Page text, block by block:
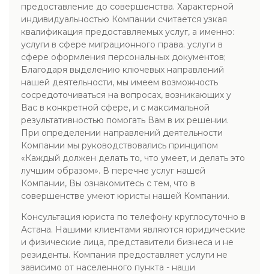
предоставление до совершенства. Характерной
индивидуальностью Компании считается узкая
квалификация предоставляемых услуг, а именно:
услуги в сфере миграционного права. услуги в
сфере оформления персональных документов;
Благодаря выделению ключевых направлений
нашей деятельности, мы имеем возможность
сосредоточиваться на вопросах, возникающих у
Вас в конкретной сфере, и с максимальной
результативностью помогать Вам в их решении.
При определении направлений деятельности
Компании мы руководствовались принципом
«Каждый должен делать то, что умеет, и делать это
лучшим образом». В перечне услуг нашей
Компании, Вы ознакомитесь с тем, что в
совершенстве умеют юристы нашей Компании.
Консультация юриста по телефону круглосуточно в
Астана. Нашими клиентами являются юридические
и физические лица, представители бизнеса и не
резиденты. Компания предоставляет услуги не
зависимо от населенного пункта - наши